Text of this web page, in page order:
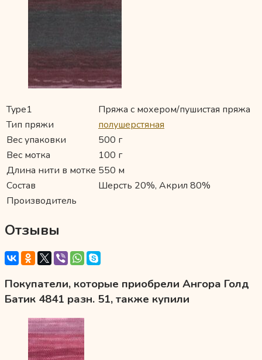
Type1
Пряжа с мохером/пушистая пряжа
Тип пряжи
полушерстяная
Вес упаковки
500 г
Вес мотка
100 г
Длина нити в мотке 550 м
Состав
Шерсть 20%, Акрил 80%
Производитель
Отзывы
Покупатели, которые приобрели Ангора Голд
Батик 4841 разн. 51, также купили